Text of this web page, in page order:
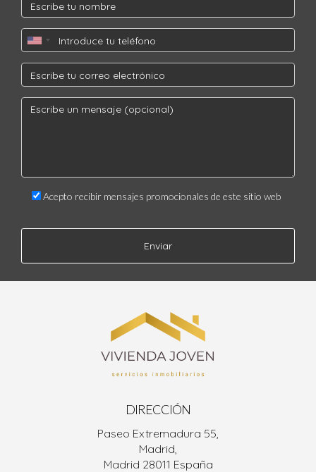
compradores, retrasar la venta e incluso resultar en pérdidas
económicas.
¿Cuánto tiempo debería esperar antes de bajar el
precio si no recibo ofertas?
Si después de varias semanas no recibes interés serio, podría
¿Por qué es importante trabajar con un agente
inmobiliario local?
mercado específico donde se encuentra tu propiedad y
Acepto recibir mensajes promocionales de este sitio web
Enviar
DIRECCIÓN
Paseo Extremadura 55,
Madrid,
Madrid 28011 España